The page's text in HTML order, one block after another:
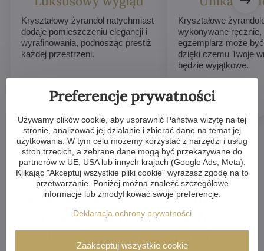
Kryształowy żyrandol natychmiast
dodaje pomieszczeniu elegancji i
wyrafinowania, podnosząc prestiż
każdej przestrzeni.
Kryształowe
wykonywane
egzemplarz może
dzięki czemu Twoje
będzie wyjątkowe.
Każdy kryształowy żyrandol w
naszej ofercie może być
dostosowany dla Ciebie
Preferencje prywatności
Używamy plików cookie, aby usprawnić Państwa wizytę na tej
stronie, analizować jej działanie i zbierać dane na temat jej
użytkowania. W tym celu możemy korzystać z narzędzi i usług
stron trzecich, a zebrane dane mogą być przekazywane do
partnerów w UE, USA lub innych krajach (Google Ads, Meta).
Klikając "Akceptuj wszystkie pliki cookie" wyrażasz zgodę na to
przetwarzanie. Poniżej można znaleźć szczegółowe
informacje lub zmodyfikować swoje preferencje.
Deklaracja ochrony prywatności
Zaakceptuj wszystkie cookie